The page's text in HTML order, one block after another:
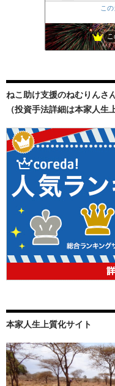
こ
こ
ねこ助け支援のねむりんさ
（投資手法詳細は本家人生
本家人生上質化サイト